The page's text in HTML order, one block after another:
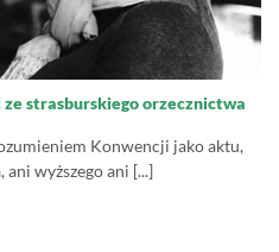
strasburskiego orzecznictwa
Konwencji jako aktu,
wyższego ani [...]